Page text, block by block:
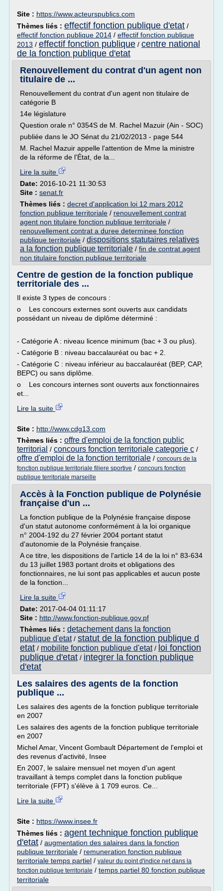
Site : https://www.acteurspublics.com
Thèmes liés : effectif fonction publique d'etat /
effectif fonction publique 2014 / effectif fonction publique
2013 / effectif fonction publique / centre national
de la fonction publique d'etat
Renouvellement du contrat d'un agent non
titulaire de ...
Renouvellement du contrat d'un agent non titulaire de
catégorie B
14e législature
Question orale n° 0354S de M. Rachel Mazuir (Ain - SOC)
publiée dans le JO Sénat du 21/02/2013 - page 544
M. Rachel Mazuir appelle l'attention de Mme la ministre
de la réforme de l'État, de la...
Lire la suite
Date: 2016-10-21 11:30:53
Site : senat.fr
Thèmes liés : decret d'application loi 12 mars 2012
fonction publique territoriale / renouvellement contrat
agent non titulaire fonction publique territoriale /
renouvellement contrat a duree determinee fonction
publique territoriale / dispositions statutaires relatives
a la fonction publique territoriale / fin de contrat agent
non titulaire fonction publique territoriale
Centre de gestion de la fonction publique
territoriale des ...
Il existe 3 types de concours :
o Les concours externes sont ouverts aux candidats
possédant un niveau de diplôme déterminé :
- Catégorie A : niveau licence minimum (bac + 3 ou plus).
- Catégorie B : niveau baccalauréat ou bac + 2.
- Catégorie C : niveau inférieur au baccalauréat (BEP, CAP,
BEPC) ou sans diplôme.
o Les concours internes sont ouverts aux fonctionnaires
et...
Lire la suite
Site : http://www.cdg13.com
Thèmes liés : offre d'emploi de la fonction public
territorial / concours fonction territoriale categorie c /
offre d'emploi de la fonction territoriale / concours de la
fonction publique territoriale filiere sportive / concours fonction
publique territoriale marseille
Accès à la Fonction publique de Polynésie
française d'un ...
La fonction publique de la Polynésie française dispose
d'un statut autonome conformément à la loi organique
n° 2004-192 du 27 février 2004 portant statut
d'autonomie de la Polynésie française.
A ce titre, les dispositions de l'article 14 de la loi n° 83-634
du 13 juillet 1983 portant droits et obligations des
fonctionnaires, ne lui sont pas applicables et aucun poste
de la fonction...
Lire la suite
Date: 2017-04-04 01:11:17
Site : http://www.fonction-publique.gov.pf
Thèmes liés : detachement dans la fonction
publique d'etat/ statut de la fonction publique d
etat / mobilite fonction publique d'etat/ loi fonction
publique d'etat / integrer la fonction publique
d'etat
Les salaires des agents de la fonction
publique ...
Les salaires des agents de la fonction publique territoriale
en 2007
Les salaires des agents de la fonction publique territoriale
en 2007
Michel Amar, Vincent Gombault Département de l'emploi et
des revenus d'activité, Insee
En 2007, le salaire mensuel net moyen d'un agent
travaillant à temps complet dans la fonction publique
territoriale (FPT) s'élève à 1 709 euros. Ce...
Lire la suite
Site : https://www.insee.fr
Thèmes liés : agent technique fonction publique
d'etat / augmentation des salaires dans la fonction
publique territoriale / remuneration fonction publique
territoriale temps partiel / valeur du point d'indice net dans la
fonction publique territoriale / temps partiel 80 fonction publique
territoriale